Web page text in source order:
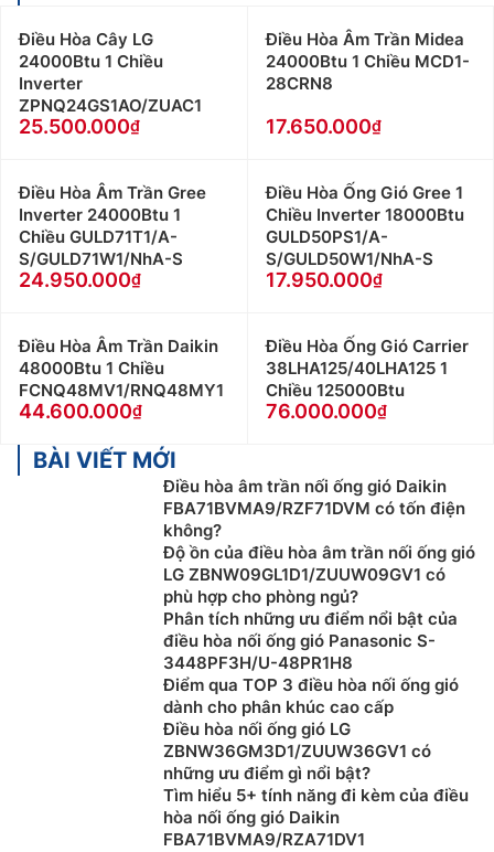
Điều Hòa Cây LG
24000Btu 1 Chiều
Inverter
ZPNQ24GS1AO/ZUAC1
25.500.000
Điều Hòa Âm Trần Midea
24000Btu 1 Chiều MCD1-
28CRN8
17.650.000
Điều Hòa Âm Trần Gree
Inverter 24000Btu 1
Chiều GULD71T1/A-
S/GULD71W1/NhA-S
24.950.000
Điều Hòa Ống Gió Gree 1
Chiều Inverter 18000Btu
GULD50PS1/A-
S/GULD50W1/NhA-S
17.950.000
Điều Hòa Âm Trần Daikin
48000Btu 1 Chiều
FCNQ48MV1/RNQ48MY1
44.600.000
Điều Hòa Ống Gió Carrier
38LHA125/40LHA125 1
Chiều 125000Btu
76.000.000
BÀI VIẾT MỚI
Điều hòa âm trần nối ống gió Daikin
FBA71BVMA9/RZF71DVM có tốn điện
không?
Độ ồn của điều hòa âm trần nối ống gió
LG ZBNW09GL1D1/ZUUW09GV1 có
phù hợp cho phòng ngủ?
Phân tích những ưu điểm nổi bật của
điều hòa nối ống gió Panasonic S-
3448PF3H/U-48PR1H8
Điểm qua TOP 3 điều hòa nối ống gió
dành cho phân khúc cao cấp
Điều hòa nối ống gió LG
ZBNW36GM3D1/ZUUW36GV1 có
những ưu điểm gì nổi bật?
Tìm hiểu 5+ tính năng đi kèm của điều
hòa nối ống gió Daikin
FBA71BVMA9/RZA71DV1